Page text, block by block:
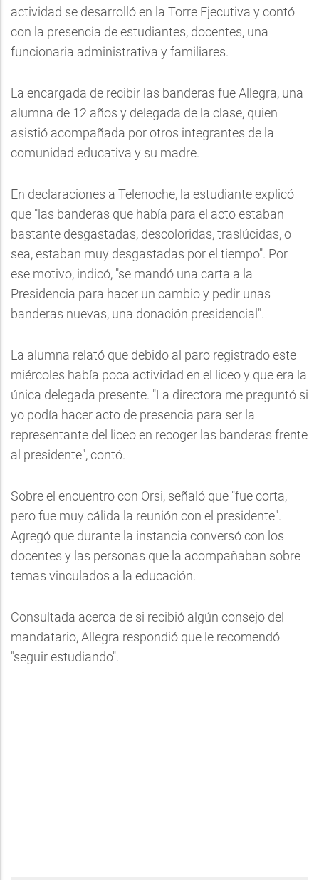
actividad se desarrolló en la Torre Ejecutiva y contó
con la presencia de estudiantes, docentes, una
funcionaria administrativa y familiares.
La encargada de recibir las banderas fue Allegra, una
alumna de 12 años y delegada de la clase, quien
asistió acompañada por otros integrantes de la
comunidad educativa y su madre.
En declaraciones a Telenoche, la estudiante explicó
que "las banderas que había para el acto estaban
bastante desgastadas, descoloridas, traslúcidas, o
sea, estaban muy desgastadas por el tiempo". Por
ese motivo, indicó, "se mandó una carta a la
Presidencia para hacer un cambio y pedir unas
banderas nuevas, una donación presidencial".
La alumna relató que debido al paro registrado este
miércoles había poca actividad en el liceo y que era la
única delegada presente. "La directora me preguntó si
yo podía hacer acto de presencia para ser la
representante del liceo en recoger las banderas frente
al presidente", contó.
Sobre el encuentro con Orsi, señaló que "fue corta,
pero fue muy cálida la reunión con el presidente".
Agregó que durante la instancia conversó con los
docentes y las personas que la acompañaban sobre
temas vinculados a la educación.
Consultada acerca de si recibió algún consejo del
mandatario, Allegra respondió que le recomendó
"seguir estudiando".